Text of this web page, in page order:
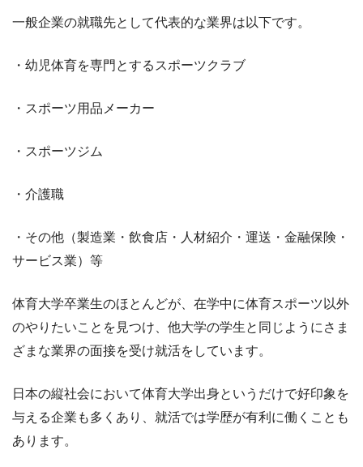
一般企業の就職先として代表的な業界は以下です。
・幼児体育を専門とするスポーツクラブ
・スポーツ用品メーカー
・スポーツジム
・介護職
・その他（製造業・飲食店・人材紹介・運送・金融保険・
サービス業）等
体育大学卒業生のほとんどが、在学中に体育スポーツ以外
のやりたいことを見つけ、他大学の学生と同じようにさま
ざまな業界の面接を受け就活をしています。
日本の縦社会において体育大学出身というだけで好印象を
与える企業も多くあり、就活では学歴が有利に働くことも
あります。